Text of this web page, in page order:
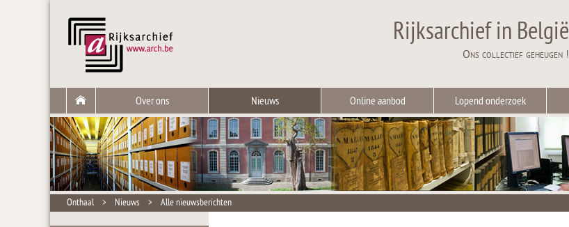
Rijksarchief in België
Ons collectief geheugen !
Over ons Nieuws Online aanbod Lopend onderzoek
Onthaal > Nieuws > Alle nieuwsberichten